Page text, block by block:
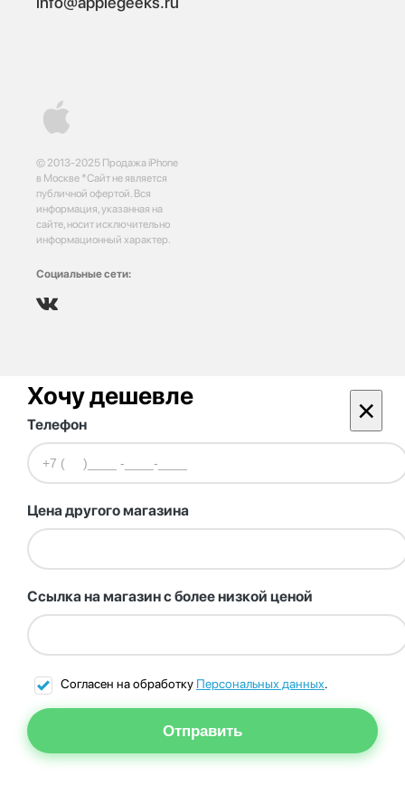
© 2013-2025 Продажа iPhone
в Москве *Сайт не является
публичной офертой. Вся
информация, указанная на
сайте, носит исключительно
информационный характер.
Социальные сети:
Хочу дешевле ×
Телефон
Цена другого магазина
Ссылка на магазин с более низкой ценой
Согласен на обработку Персональных данных.
Отправить